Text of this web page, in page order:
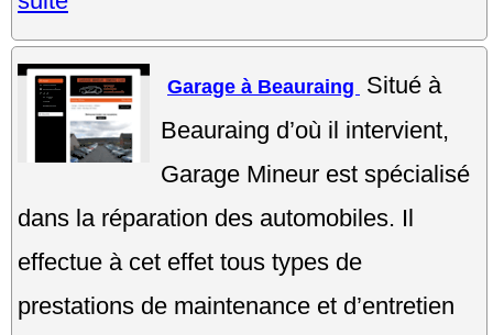
Garage à Beauraing
Situé à
Beauraing d’où il intervient,
Garage Mineur est spécialisé
dans la réparation des automobiles. Il
effectue à cet effet tous types de
prestations de maintenance et d’entretien